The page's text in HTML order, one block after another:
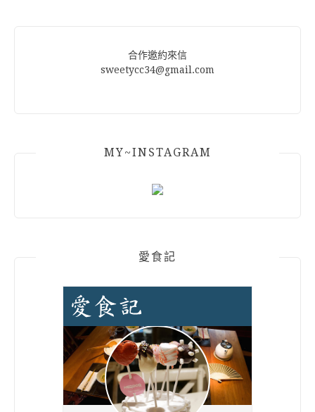
合作邀約來信
sweetycc34@gmail.com
MY~INSTAGRAM
愛食記